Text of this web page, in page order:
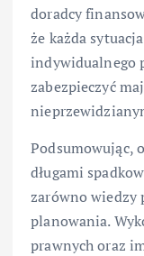
doradcy
że każda
indywidualnego
zabezpieczyć
Podsumowując,
długami
zarówno wiedzy
planowania.
prawnych oraz